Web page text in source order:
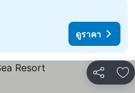
ดูราคา
แชร์ เ